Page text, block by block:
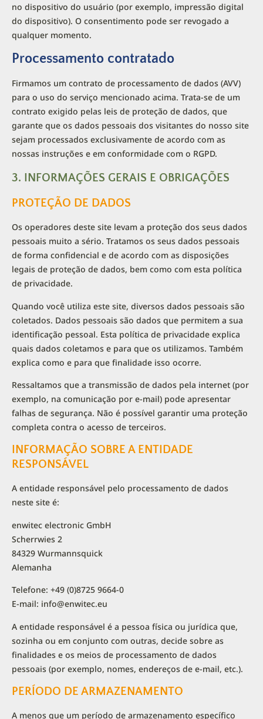
no dispositivo do usuário (por exemplo, impressão digital
do dispositivo). O consentimento pode ser revogado a
qualquer momento.
Processamento contratado
Firmamos um contrato de processamento de dados (AVV)
para o uso do serviço mencionado acima. Trata-se de um
contrato exigido pelas leis de proteção de dados, que
garante que os dados pessoais dos visitantes do nosso site
sejam processados exclusivamente de acordo com as
nossas instruções e em conformidade com o RGPD.
3. INFORMAÇÕES GERAIS E OBRIGAÇÕES
PROTEÇÃO DE DADOS
Os operadores deste site levam a proteção dos seus dados
pessoais muito a sério. Tratamos os seus dados pessoais
de forma confidencial e de acordo com as disposições
legais de proteção de dados, bem como com esta política
de privacidade.
Quando você utiliza este site, diversos dados pessoais são
coletados. Dados pessoais são dados que permitem a sua
identificação pessoal. Esta política de privacidade explica
quais dados coletamos e para que os utilizamos. Também
explica como e para que finalidade isso ocorre.
Ressaltamos que a transmissão de dados pela internet (por
exemplo, na comunicação por e-mail) pode apresentar
falhas de segurança. Não é possível garantir uma proteção
completa contra o acesso de terceiros.
INFORMAÇÃO SOBRE A ENTIDADE
RESPONSÁVEL
A entidade responsável pelo processamento de dados
neste site é:
enwitec electronic GmbH
Scherrwies 2
84329 Wurmannsquick
Alemanha
Telefone: +49 (0)8725 9664-0
E-mail: info@enwitec.eu
A entidade responsável é a pessoa física ou jurídica que,
sozinha ou em conjunto com outras, decide sobre as
finalidades e os meios de processamento de dados
pessoais (por exemplo, nomes, endereços de e-mail, etc.).
PERÍODO DE ARMAZENAMENTO
A menos que um período de armazenamento específico